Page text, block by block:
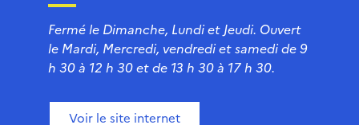
Fermé le Dimanche, Lundi et Jeudi. Ouvert
le Mardi, Mercredi, vendredi et samedi de 9
h 30 à 12 h 30 et de 13 h 30 à 17 h 30.
Voir le site internet